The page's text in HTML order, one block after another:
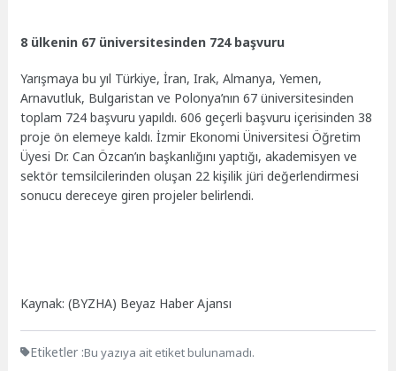
8 ülkenin 67 üniversitesinden 724 başvuru
Yarışmaya bu yıl Türkiye, İran, Irak, Almanya, Yemen,
Arnavutluk, Bulgaristan ve Polonya’nın 67 üniversitesinden
toplam 724 başvuru yapıldı. 606 geçerli başvuru içerisinden 38
proje ön elemeye kaldı. İzmir Ekonomi Üniversitesi Öğretim
Üyesi Dr. Can Özcan’ın başkanlığını yaptığı, akademisyen ve
sektör temsilcilerinden oluşan 22 kişilik jüri değerlendirmesi
sonucu dereceye giren projeler belirlendi.
Kaynak: (BYZHA) Beyaz Haber Ajansı
Etiketler :Bu yazıya ait etiket bulunamadı.